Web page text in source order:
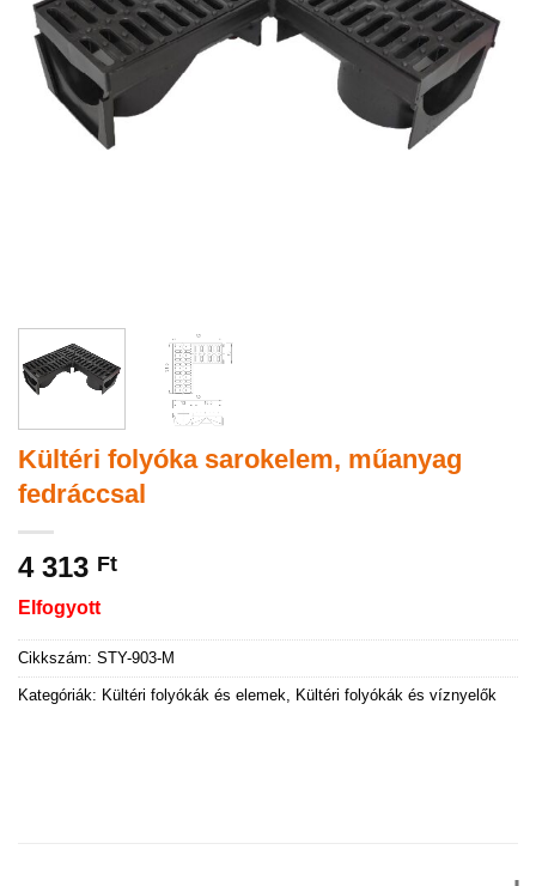
Kültéri folyóka sarokelem, műanyag
fedráccsal
4 313 Ft
Elfogyott
Cikkszám: STY-903-M
Kategóriák: Kültéri folyókák és elemek Kültéri folyókák és víznyelők